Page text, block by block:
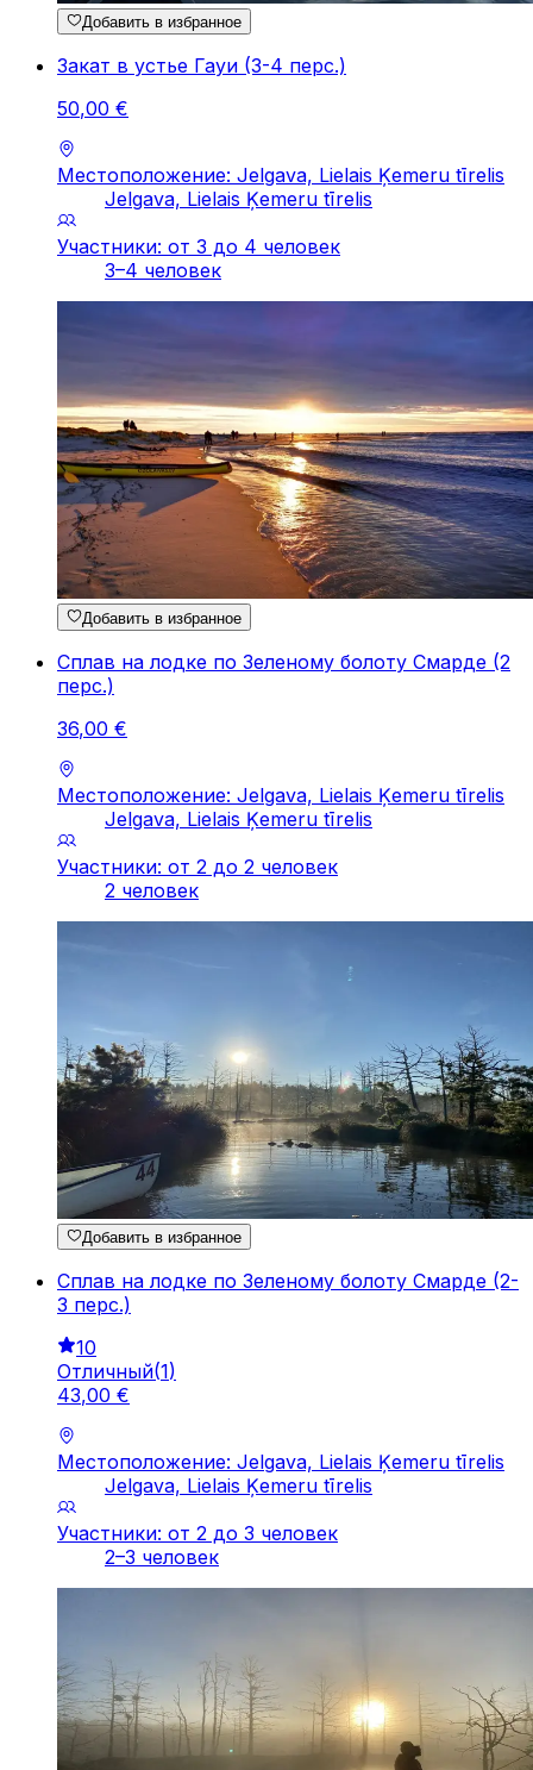
Добавить в избранное
Закат в устье Гауи (3-4 перc.)
50,00 €
Местоположение: Jelgava, Lielais Ķemeru tīrelis
Jelgava, Lielais Ķemeru tīrelis
Участники: от 3 до 4 человек
3–4 человек
Добавить в избранное
Сплав на лодке по Зеленому болоту Смарде (2
перc.)
36,00 €
Местоположение: Jelgava, Lielais Ķemeru tīrelis
Jelgava, Lielais Ķemeru tīrelis
Участники: от 2 до 2 человек
2 человек
Добавить в избранное
Сплав на лодке по Зеленому болоту Смарде (2-
3 перc.)
10
Отличный(1)
43,00 €
Местоположение: Jelgava, Lielais Ķemeru tīrelis
Jelgava, Lielais Ķemeru tīrelis
Участники: от 2 до 3 человек
2–3 человек